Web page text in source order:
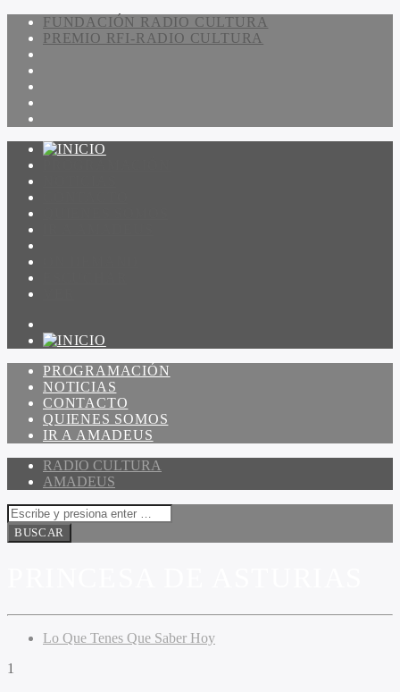
FUNDACIÓN RADIO CULTURA
PREMIO RFI-RADIO CULTURA
PROGRAMACIÓN
NOTICIAS
CONTACTO
QUIENES SOMOS
IR A AMADEUS
RADIO CULTURA
AMADEUS
Lo Que Tenes Que Saber Hoy
1